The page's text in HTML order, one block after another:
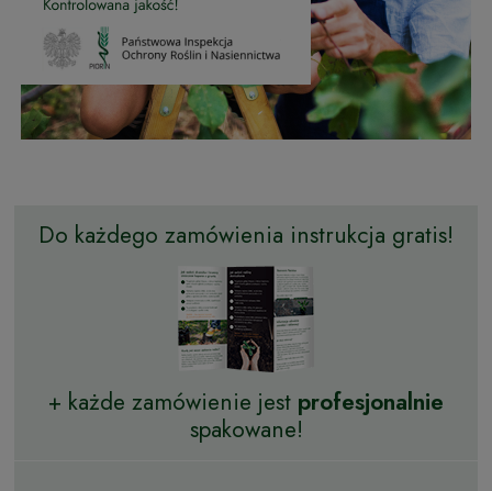
Do każdego zamówienia instrukcja gratis!
+ każde zamówienie jest profesjonalnie
spakowane!